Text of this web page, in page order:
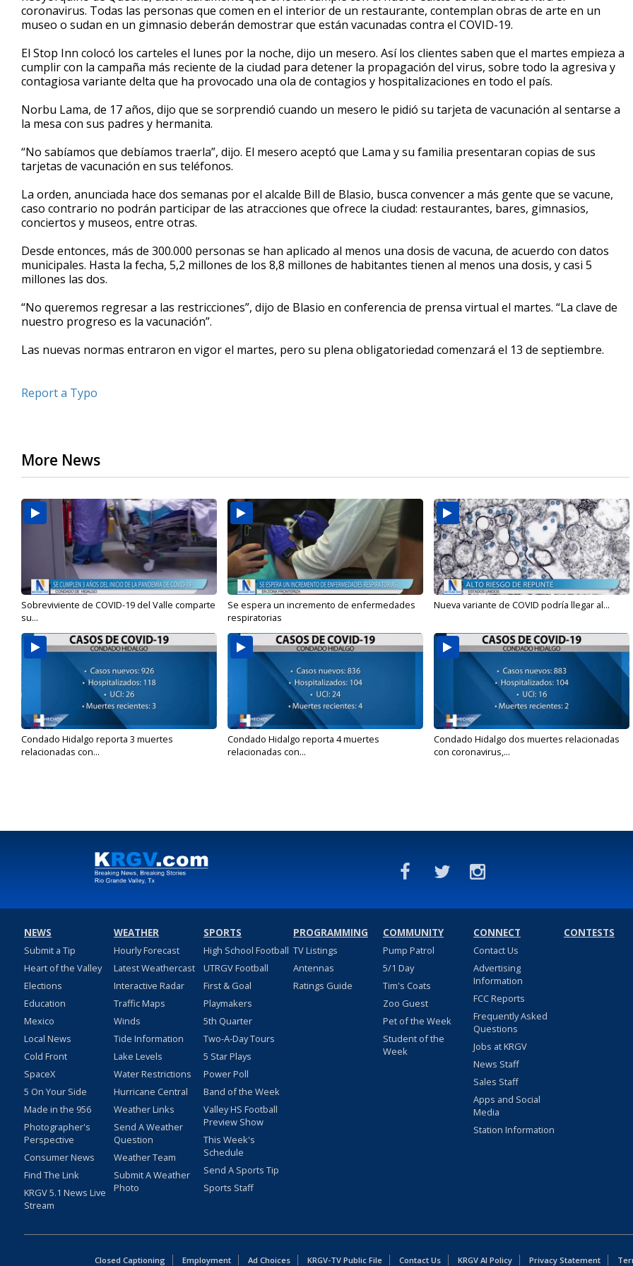
coronavirus. Todas las personas que comen en el interior de un restaurante, contemplan obras de arte en un
museo o sudan en un gimnasio deberán demostrar que están vacunadas contra el COVID-19.
El Stop Inn colocó los carteles el lunes por la noche, dijo un mesero. Así los clientes saben que el martes empieza a
cumplir con la campaña más reciente de la ciudad para detener la propagación del virus, sobre todo la agresiva y
contagiosa variante delta que ha provocado una ola de contagios y hospitalizaciones en todo el país.
Norbu Lama, de 17 años, dijo que se sorprendió cuando un mesero le pidió su tarjeta de vacunación al sentarse a
la mesa con sus padres y hermanita.
“No sabíamos que debíamos traerla”, dijo. El mesero aceptó que Lama y su familia presentaran copias de sus
tarjetas de vacunación en sus teléfonos.
La orden, anunciada hace dos semanas por el alcalde Bill de Blasio, busca convencer a más gente que se vacune,
caso contrario no podrán participar de las atracciones que ofrece la ciudad: restaurantes, bares, gimnasios,
conciertos y museos, entre otras.
Desde entonces, más de 300.000 personas se han aplicado al menos una dosis de vacuna, de acuerdo con datos
municipales. Hasta la fecha, 5,2 millones de los 8,8 millones de habitantes tienen al menos una dosis, y casi 5
millones las dos.
“No queremos regresar a las restricciones”, dijo de Blasio en conferencia de prensa virtual el martes. “La clave de
nuestro progreso es la vacunación”.
Las nuevas normas entraron en vigor el martes, pero su plena obligatoriedad comenzará el 13 de septiembre.
Report a Typo
More News
Sobreviviente de COVID-19 del Valle comparte
su...
Se espera un incremento de enfermedades
respiratorias
Nueva variante de COVID podría llegar al...
Condado Hidalgo reporta 3 muertes
relacionadas con...
Condado Hidalgo reporta 4 muertes
relacionadas con...
Condado Hidalgo dos muertes relacionadas
con coronavirus,...
NEWS
Submit a Tip
Heart of the Valley
Elections
Education
Mexico
Local News
Cold Front
SpaceX
5 On Your Side
Made in the 956
Photographer's
Perspective
Consumer News
Find The Link
KRGV 5.1 News Live
Stream
WEATHER
Hourly Forecast
Latest Weathercast
Interactive Radar
Traffic Maps
Winds
Tide Information
Lake Levels
Water Restrictions
Hurricane Central
Weather Links
Send A Weather
Question
Weather Team
Submit A Weather
Photo
SPORTS
High School Football
UTRGV Football
First & Goal
Playmakers
5th Quarter
Two-A-Day Tours
5 Star Plays
Power Poll
Band of the Week
Valley HS Football
Preview Show
This Week's
Schedule
Send A Sports Tip
Sports Staff
PROGRAMMING
TV Listings
Antennas
Ratings Guide
COMMUNITY
Pump Patrol
5/1 Day
Tim's Coats
Zoo Guest
Pet of the Week
Student of the
Week
CONNECT
Contact Us
Advertising
Information
FCC Reports
Frequently Asked
Questions
Jobs at KRGV
News Staff
Sales Staff
Apps and Social
Media
Station Information
CONTESTS
Closed Captioning Employment Ad Choices KRGV-TV Public File Contact Us KRGV AI Policy Privacy Statement